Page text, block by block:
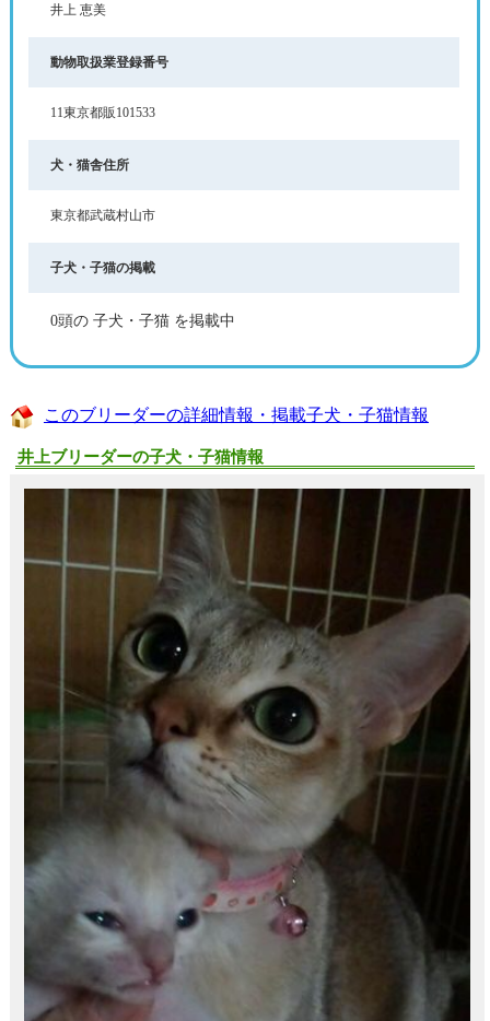
井上 恵美
動物取扱業登録番号
11東京都販101533
犬・猫舎住所
東京都武蔵村山市
子犬・子猫の掲載
0頭の 子犬・子猫 を掲載中
このブリーダーの詳細情報・掲載子犬・子猫情報
井上ブリーダーの子犬・子猫情報